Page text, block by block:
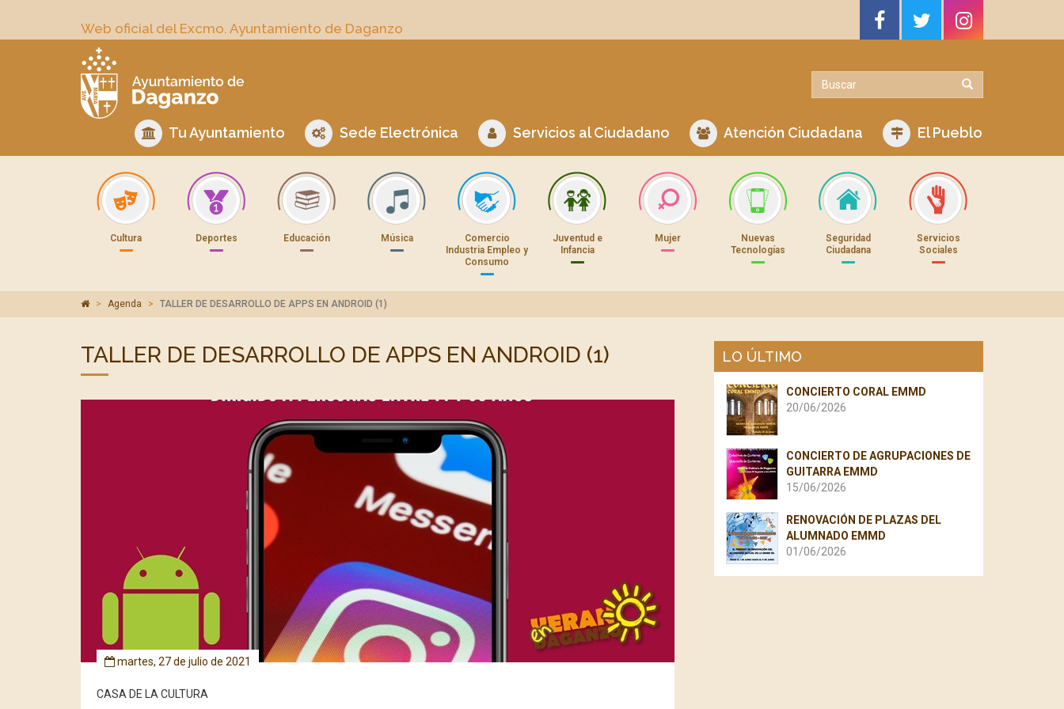
Web oficial del Excmo. Ayuntamiento de Daganzo
Tu Ayuntamiento Sede Electrónica Servicios al Ciudadano Atención Ciudadana El Pueblo
Cultura Deportes Educación Música
Comercio
Industria Empleo y
Consumo
Juventud e
Infancia
Mujer
Nuevas
Tecnologías
Seguridad
Ciudadana
Servicios
Sociales
Agenda TALLER DE DESARROLLO DE APPS EN ANDROID (1)
TALLER DE DESARROLLO DE APPS EN ANDROID (1)
martes, 27 de julio de 2021
CASA DE LA CULTURA
LO ÚLTIMO
CONCIERTO CORAL EMMD
20/06/2026
CONCIERTO DE AGRUPACIONES DE
GUITARRA EMMD
15/06/2026
RENOVACIÓN DE PLAZAS DEL
ALUMNADO EMMD
01/06/2026